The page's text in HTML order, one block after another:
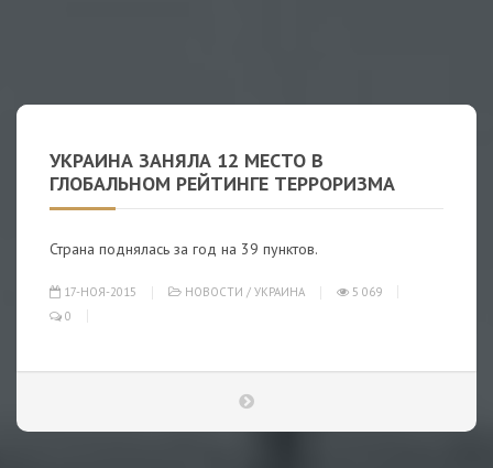
УКРАИНА ЗАНЯЛА 12 МЕСТО В
ГЛОБАЛЬНОМ РЕЙТИНГЕ ТЕРРОРИЗМА
Страна поднялась за год на 39 пунктов.
17-НОЯ-2015 НОВОСТИ / УКРАИНА
5 069
0